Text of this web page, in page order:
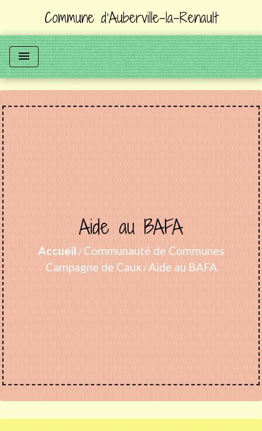
Commune d'Auberville-la-Renault
menu
Aide au BAFA
Accueil/Communauté de Communes
Campagne de Caux/Aide au BAFA